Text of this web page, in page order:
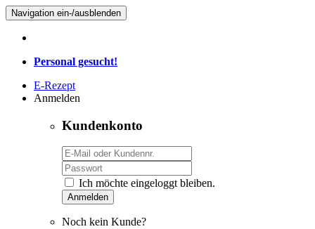
Navigation ein-/ausblenden
Personal gesucht!
E-Rezept
Anmelden
Kundenkonto
Ich möchte eingeloggt bleiben.
Anmelden
Noch kein Kunde?